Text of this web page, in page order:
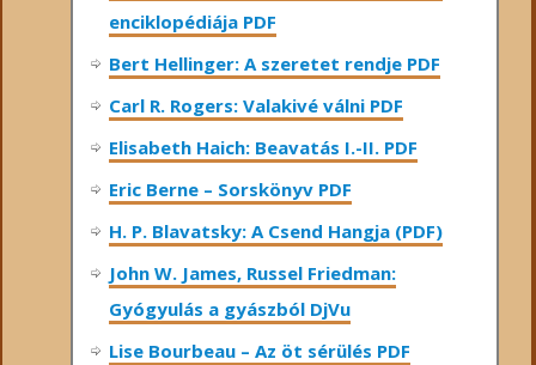
enciklopédiája PDF
Bert Hellinger: A ​szeretet rendje PDF
Carl R. Rogers: Valakivé válni PDF
Elisabeth Haich: Beavatás I.-II. PDF
Eric Berne – Sorskönyv PDF
H. P. Blavatsky: A Csend Hangja (PDF)
John W. James, Russel Friedman:
Gyógyulás a gyászból DjVu
Lise Bourbeau – Az öt sérülés PDF